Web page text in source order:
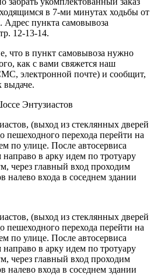
в 7-ми минутах ходьбы от
Адрес пункта самовывоза
12-13-14.
что в пункт самовывоза нужно
как с вами свяжется наш
электронной почте) и сообщит,
выдаче.
Энтузиастов
(выход из стеклянных дверей
пешеходного перехода перейти на
по улице. После автосервиса
в арку идем по тротуару
через главный вход проходим
налево входа в соседнем здании
(выход из стеклянных дверей
пешеходного перехода перейти на
по улице. После автосервиса
в арку идем по тротуару
через главный вход проходим
налево входа в соседнем здании